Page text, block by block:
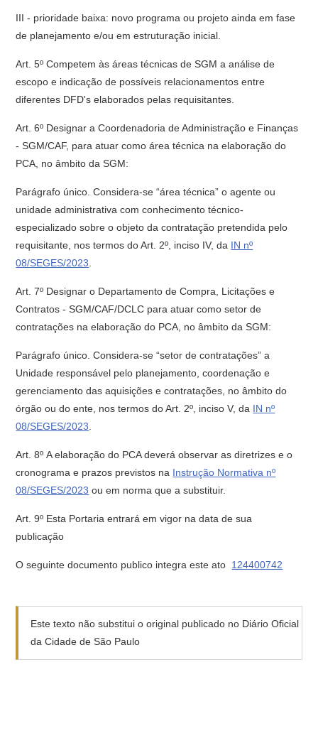
III - prioridade baixa: novo programa ou projeto ainda em fase
de planejamento e/ou em estruturação inicial.
Art. 5º Competem às áreas técnicas de SGM a análise de
escopo e indicação de possíveis relacionamentos entre
diferentes DFD's elaborados pelas requisitantes.
Art. 6º Designar a Coordenadoria de Administração e Finanças
- SGM/CAF, para atuar como área técnica na elaboração do
PCA, no âmbito da SGM:
Parágrafo único. Considera-se “área técnica” o agente ou
unidade administrativa com conhecimento técnico-
especializado sobre o objeto da contratação pretendida pelo
requisitante, nos termos do Art. 2º, inciso IV, da IN nº
08/SEGES/2023
Art. 7º Designar o Departamento de Compra, Licitações e
Contratos - SGM/CAF/DCLC para atuar como setor de
contratações na elaboração do PCA, no âmbito da SGM:
Parágrafo único. Considera-se “setor de contratações” a
Unidade responsável pelo planejamento, coordenação e
gerenciamento das aquisições e contratações, no âmbito do
órgão ou do ente, nos termos do Art. 2º, inciso V, da IN nº
08/SEGES/2023
Art. 8º A elaboração do PCA deverá observar as diretrizes e o
cronograma e prazos previstos na Instrução Normativa nº
08/SEGES/2023 ou em norma que a substituir.
Art. 9º Esta Portaria entrará em vigor na data de sua
publicação
O seguinte documento publico integra este ato 124400742
Este texto não substitui o original publicado no Diário Oficial
da Cidade de São Paulo